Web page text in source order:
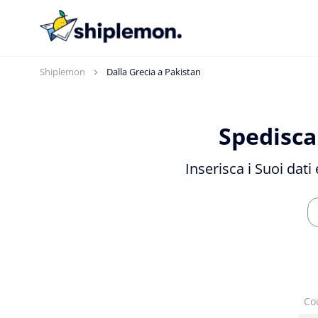
Shiplemon Dalla Grecia a Pakistan
Inserisca i Suoi